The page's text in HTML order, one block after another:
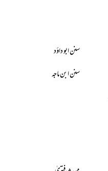
سنن ابو داؤد
سنن ابن ماجہ